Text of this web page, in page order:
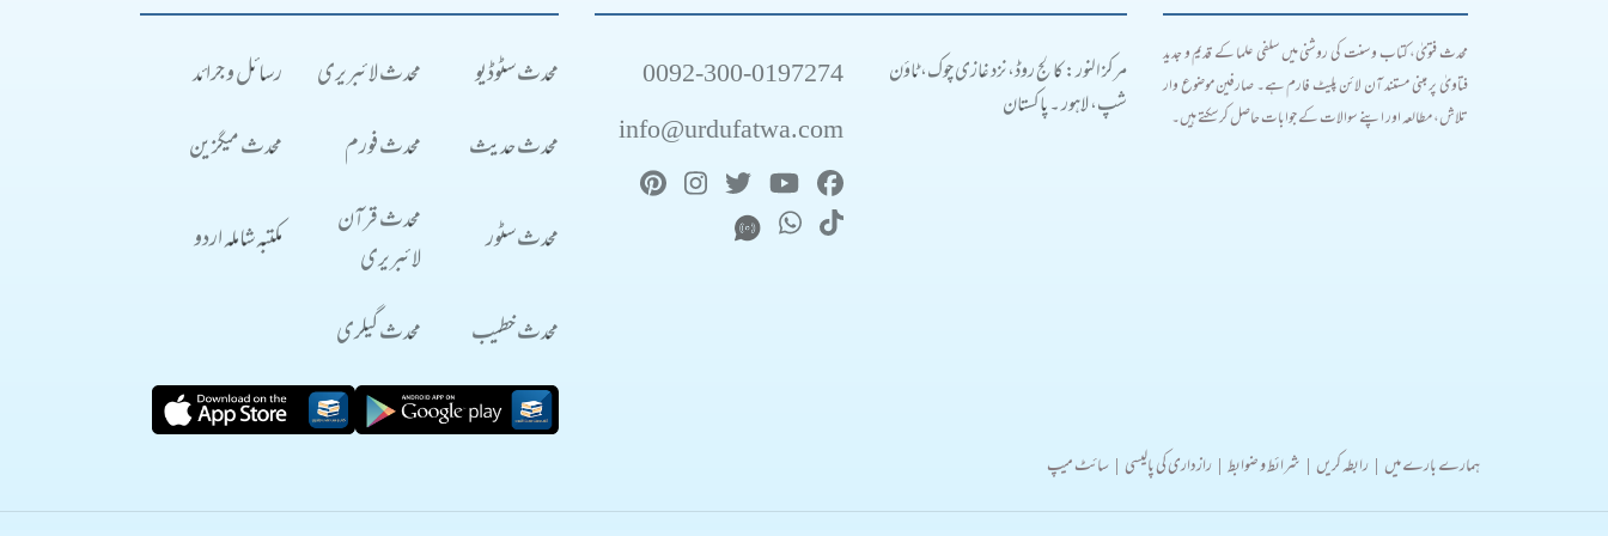
محدث فتویٰ، کتاب و سنت کی روشنی میں سلفی علما کے قدیم و جدید
فتاویٰ پر مبنی مستند آن لائن پلیٹ فارم ہے۔ صارفین موضوع وار
تلاش، مطالعہ اور اپنے سوالات کے جوابات حاصل کر سکتے ہیں۔
مرکز النور: کالج روڈ، نزد غازی چوک، ٹاؤن
شپ، لاہور ۔ پاکستان
0092-300-0197274
info@urdufatwa.com
محدث سٹوڈیو محدث لائبریری
رسائل و جرائد
محدث حدیث
محدث فورم محدث میگزین
محدث سٹور
محدث قرآن
لائبریری
مکتبہ شاملہ اردو
محدث خطیب محدث گیلری
ہمارے بارے میں | رابطہ کریں | شرائط و ضوابط | رازداری کی پالیسی | سائٹ میپ